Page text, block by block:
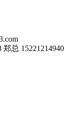
郑总 15221214940